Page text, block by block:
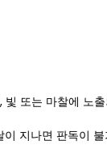
빛 또는 마찰에 노
지나면 판독이